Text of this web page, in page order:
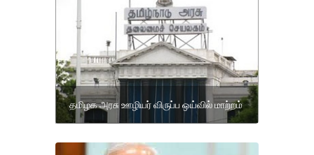
தமிழக அரசு ஊழியர் விருப்ப ஒய்வில் மாற்றம்